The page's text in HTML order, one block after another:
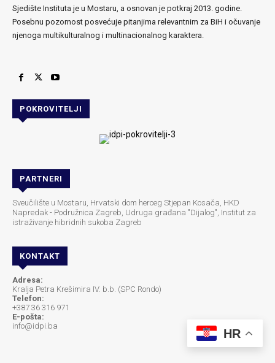
Sjedište Instituta je u Mostaru, a osnovan je potkraj 2013. godine.
Posebnu pozornost posvećuje pitanjima relevantnim za BiH i očuvanje
njenoga multikulturalnog i multinacionalnog karaktera.
POKROVITELJI
PARTNERI
Sveučilište u Mostaru, Hrvatski dom herceg Stjepan Kosača, HKD
Napredak - Podružnica Zagreb, Udruga građana "Dijalog", Institut za
istraživanje hibridnih sukoba Zagreb
KONTAKT
Adresa:
Kralja Petra Krešimira IV. b.b. (SPC Rondo)
Telefon:
+387 36 316 971
E-pošta:
info@idpi.ba
HR